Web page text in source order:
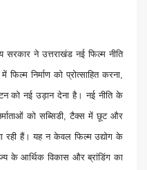
सरकार ने उत्तराखंड नई फिल्म नीति
निर्माण को प्रोत्साहित करना,
को नई उड़ान देना है। नई नीति के
को सब्सिडी, टैक्स में छूट और
रही हैं। यह न केवल फिल्म उद्योग के
के आर्थिक विकास और ब्रांडिंग का